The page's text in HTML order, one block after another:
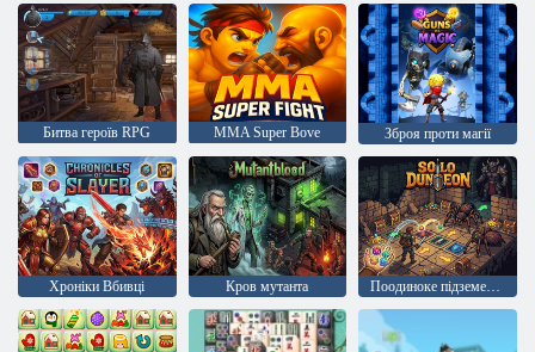
Битва героїв RPG MMA Super Bove Зброя проти магії
Хроніки Вбивці Кров мутанта Поодиноке підземелля